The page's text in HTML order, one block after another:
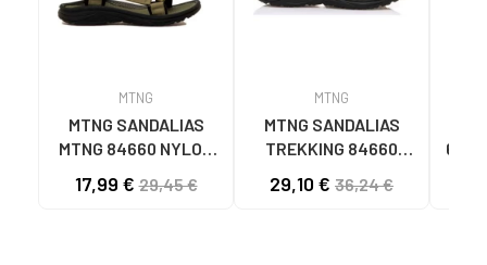
MTNG
MTNG SANDALIAS
MTNG 84660 NYLON
C59785 - - NYLON
17,99 €29,45 €
MTNG
MTNG SANDALIAS
TREKKING 84660
C59810 - - NYLON
29,10 € 36,24 €